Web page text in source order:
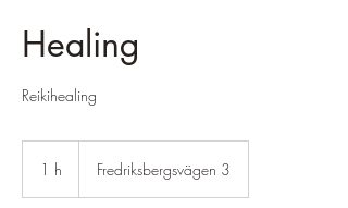
Healing
Reikihealing
1 h Fredriksbergsvägen 3